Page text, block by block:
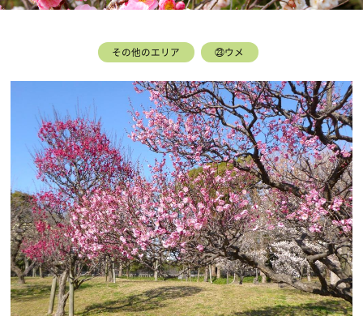
その他のエリア ㉓ウメ